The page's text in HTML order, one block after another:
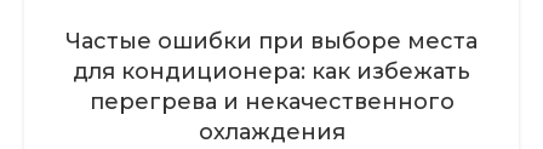
Частые ошибки при выборе места
для кондиционера: как избежать
перегрева и некачественного
охлаждения